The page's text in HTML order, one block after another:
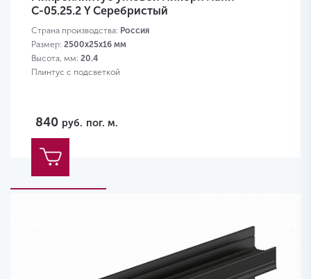
С-05.25.2 Y Серебристый
Страна производства: Россия
Размер: 2500x25x16 мм
Высота, мм: 20.4
Плинтус с подсветкой
840 руб. пог. м.